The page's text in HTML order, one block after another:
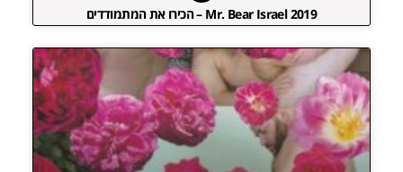
Mr. Bear Israel 2019 – הכירו את המתמודדים